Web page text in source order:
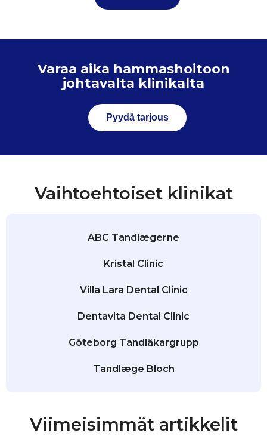
Varaa aika hammashoitoon
johtavalta klinikalta
Pyydä tarjous
Vaihtoehtoiset klinikat
ABC Tandlægerne
Kristal Clinic
Villa Lara Dental Clinic
Dentavita Dental Clinic
Göteborg Tandläkargrupp
Tandlæge Bloch
Viimeisimmät artikkelit